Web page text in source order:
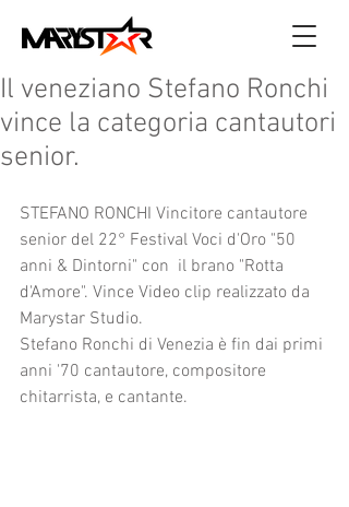
Il veneziano Stefano Ronchi
vince la categoria cantautori
senior.
STEFANO RONCHI Vincitore cantautore
senior del 22° Festival Voci d'Oro "50
anni & Dintorni" con  il brano "Rotta
d'Amore". Vince Video clip realizzato da
Marystar Studio.
Stefano Ronchi di Venezia è fin dai primi
anni '70 cantautore, compositore
chitarrista, e cantante.